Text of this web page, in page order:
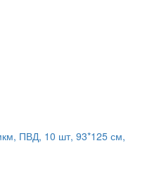
ПВД, 10 шт, 93*125 см,